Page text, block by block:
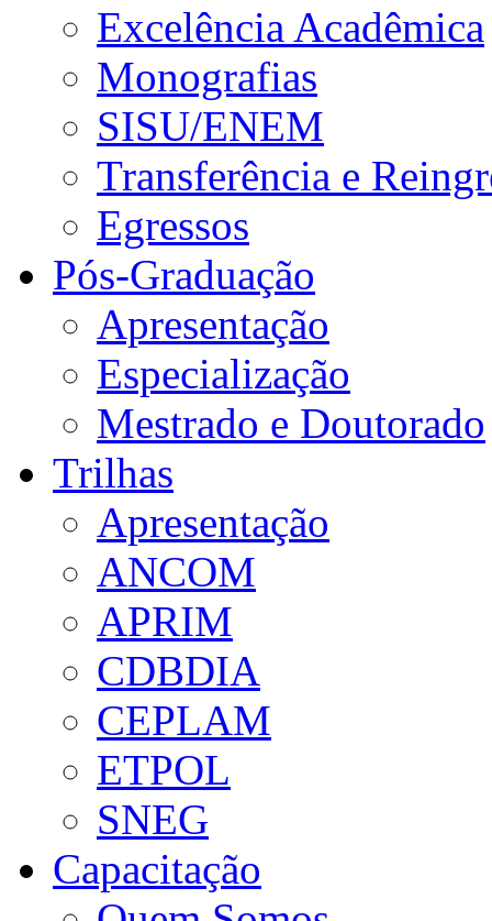
Excelência Acadêmica
Monografias
SISU/ENEM
Transferência e
Egressos
Pós-Graduação
Apresentação
Especialização
Mestrado e Doutorado
Trilhas
Apresentação
ANCOM
APRIM
CDBDIA
CEPLAM
ETPOL
SNEG
Capacitação